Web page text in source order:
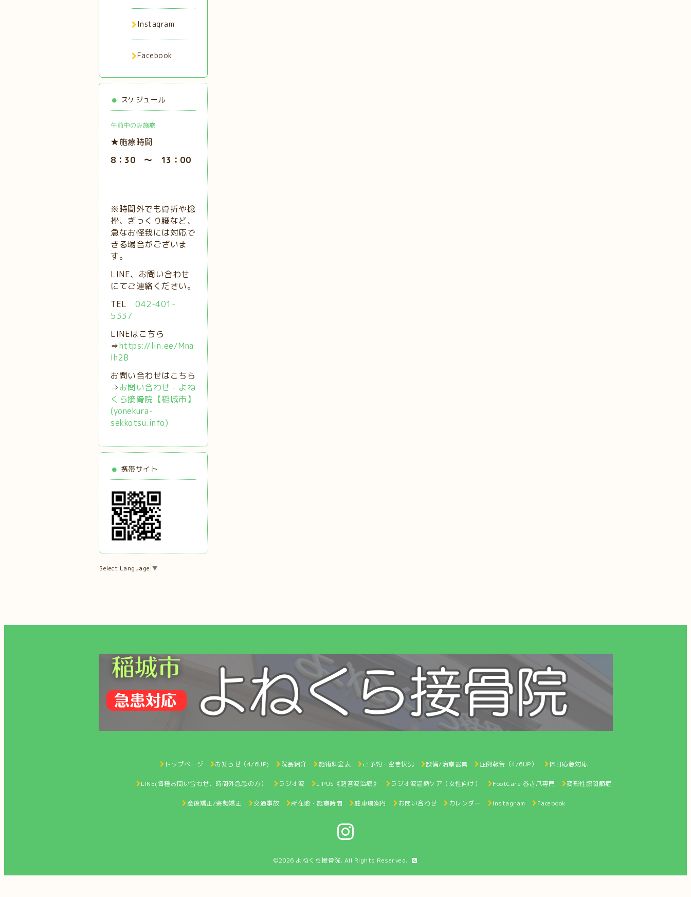
Instagram
Facebook
スケジュール
午前中のみ施療
★施療時間
8：30 ～ 13：00
※時間外でも骨折や捻
挫、ぎっくり腰など、
急なお怪我には対応で
きる場合がございま
す。
LINE、お問い合わせ
にてご連絡ください。
TEL 042-401-
5337
LINEはこちら
⇒https://lin.ee/Mna
Ih2B
お問い合わせはこちら
⇒お問い合わせ - よね
くら接骨院【稲城市】
(yonekura-
sekkotsu.info)
携帯サイト
Select Language ▼
トップページ お知らせ（4/6UP) 院長紹介 施術料金表 ご予約・空き状況 設備/治療器具 症例報告（4/6UP） 休日応急対応
LINE(各種お問い合わせ、時間外急患の方） ラジオ波 LIPUS《超音波治療》 ラジオ波温熱ケア（女性向け） FootCare 巻き爪専門 変形性膝関節症
産後矯正/姿勢矯正 交通事故 所在地・施療時間 駐車場案内 お問い合わせ カレンダー Instagram Facebook
©2026 よねくら接骨院. All Rights Reserved.